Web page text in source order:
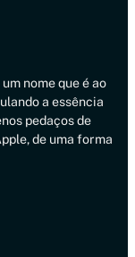
nome que é ao
a essência
pedaços de
de uma forma